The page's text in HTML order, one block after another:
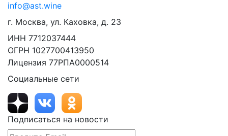
info@ast.wine
г. Москва, ул. Каховка, д. 23
ИНН 7712037444
ОГРН 1027700413950
Лицензия 77РПА0000514
Социальные сети
Подписаться на новости